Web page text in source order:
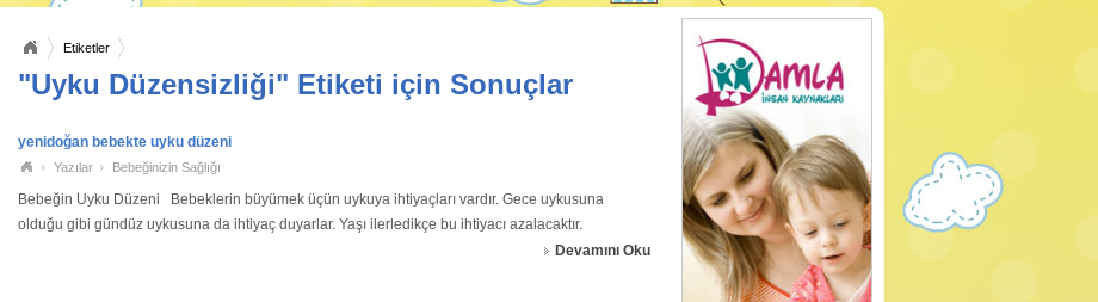
Etiketler
"Uyku Düzensizliği" Etiketi için Sonuçlar
yenidoğan bebekte uyku düzeni
Yazılar Bebeğinizin Sağlığı
Bebeğin Uyku Düzeni Bebeklerin büyümek üçün uykuya ihtiyaçları vardır. Gece uykusuna
olduğu gibi gündüz uykusuna da ihtiyaç duyarlar. Yaşı ilerledikçe bu ihtiyacı azalacaktır.
Devamını Oku